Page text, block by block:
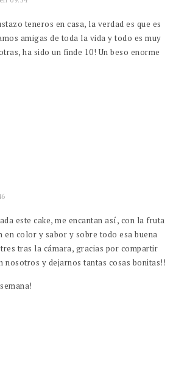
teneros en casa, la verdad es que es
amigas de toda la vida y todo es muy
ha sido un finde 10! Un beso enorme
este cake, me encantan así, con la fruta
en color y sabor y sobre todo esa buena
tras la cámara, gracias por compartir
nosotros y dejarnos tantas cosas bonitas!!